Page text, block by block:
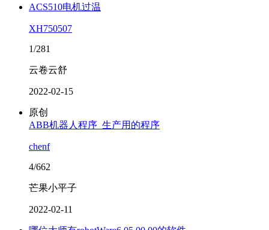
ACS510电机过温
XH750507
1/281
云卷云舒
2022-02-15
原创
ABB机器人程序_生产用的程序
chenf
4/662
芒果小平子
2022-02-11